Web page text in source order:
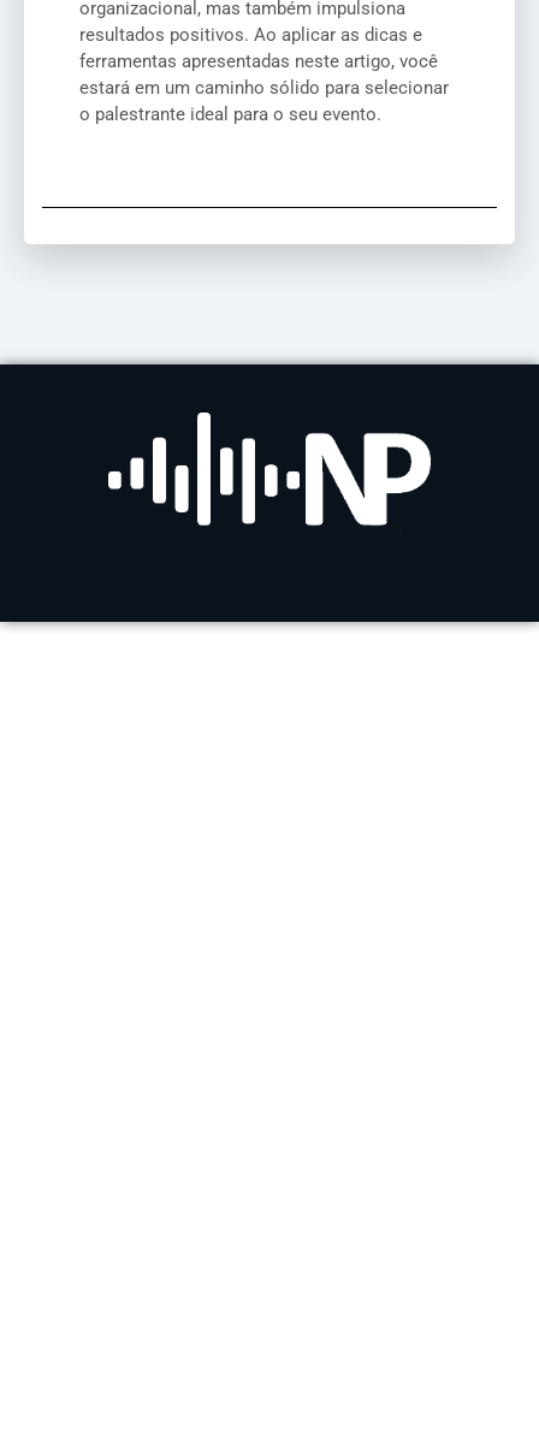
organizacional, mas também impulsiona
resultados positivos. Ao aplicar as dicas e
ferramentas apresentadas neste artigo, você
estará em um caminho sólido para selecionar
o palestrante ideal para o seu evento.